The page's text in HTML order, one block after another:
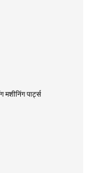
मशीनिंग पार्ट्स